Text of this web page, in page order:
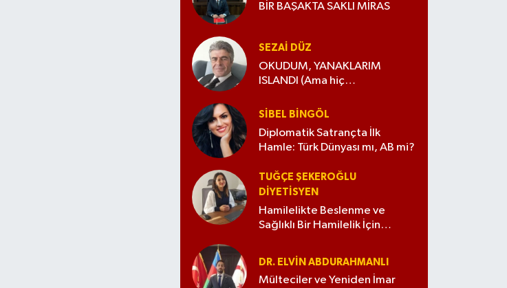
BİR BAŞAKTA SAKLI MİRAS
SEZAI DÜZ
OKUDUM, YANAKLARIM
ISLANDI (Ama hiç
SIBEL BINGÖL
Diplomatik Satrançta İlk
Hamle: Türk Dünyası mı, AB mi?
TUĞÇE ŞEKEROĞLU
DIYETISYEN
Hamilelikte Beslenme ve
Sağlıklı Bir Hamilelik İçin
DR. ELVIN ABDURAHMANLI
Mülteciler ve Yeniden İmar